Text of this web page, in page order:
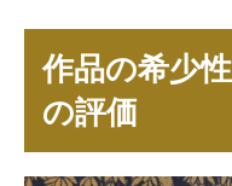
作品の希少
の評価